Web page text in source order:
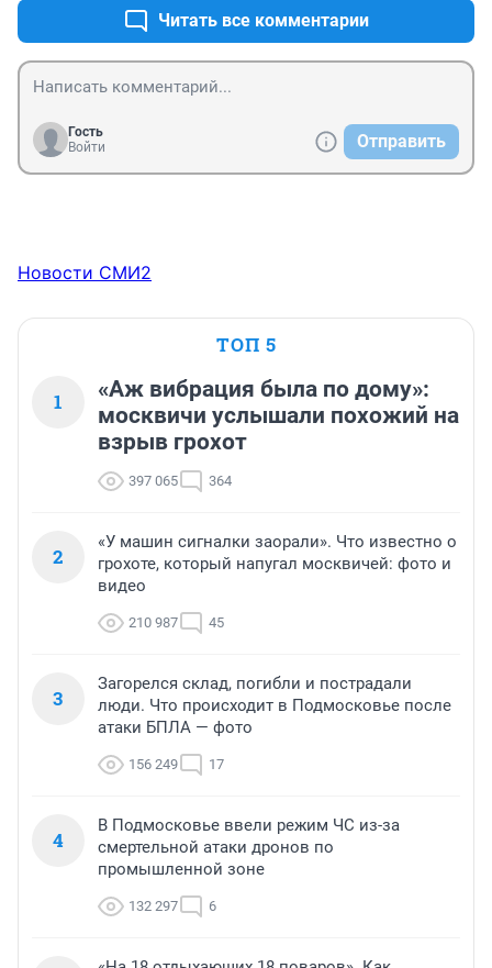
Читать все комментарии
Гость
Войти
Отправить
Новости СМИ2
ТОП 5
1
«Аж вибрация была по дому»:
москвичи услышали похожий на
взрыв грохот
397 065 364
2
«У машин сигналки заорали». Что известно о
грохоте, который напугал москвичей: фото и
видео
210 987 45
3
Загорелся склад, погибли и пострадали
люди. Что происходит в Подмосковье после
атаки БПЛА — фото
156 249 17
4
В Подмосковье ввели режим ЧС из-за
смертельной атаки дронов по
промышленной зоне
132 297 6